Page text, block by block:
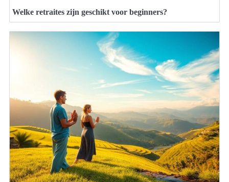
Welke retraites zijn geschikt voor beginners?